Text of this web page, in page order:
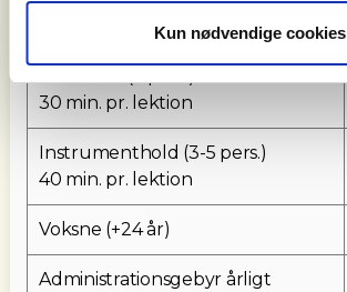
Kun nødvendige cookies
25 min. pr. lektion
30 min. pr. lektion
Instrumenthold (3-5 pers.)
40 min. pr. lektion
Voksne (+24 år)
Administrationsgebyr årligt